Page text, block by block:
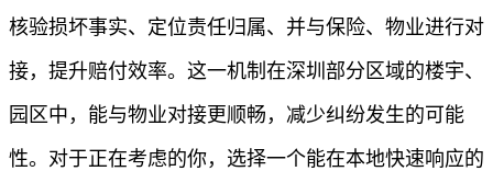
核验损坏事实、定位责任归属、并与保险、物业进行对
接，提升赔付效率。这一机制在深圳部分区域的楼宇、
园区中，能与物业对接更顺畅，减少纠纷发生的可能
性。对于正在考虑的你，选择一个能在本地快速响应的